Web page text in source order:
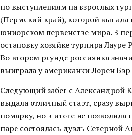
по выступлениям на взрослых
(Пермский край), которой выпала
юниорском первенстве мира. В
остановку хозяйке турнира
Во втором раунде россиянка
выиграла у американки Лорен Бэр
Следующий забег с Александрой
выдала отличный старт, сразу
помарку, но в итоге не позволила
паре состоялась дуэль